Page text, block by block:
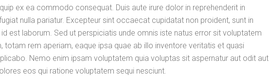
ex ea commodo consequat. Duis aute irure dolor in reprehenderit in
nulla pariatur. Excepteur sint occaecat cupidatat non proident, sunt in
est laborum. Sed ut perspiciatis unde omnis iste natus error sit voluptatem
totam rem aperiam, eaque ipsa quae ab illo inventore veritatis et quasi
Nemo enim ipsam voluptatem quia voluptas sit aspernatur aut odit aut
eos qui ratione voluptatem sequi nesciunt.